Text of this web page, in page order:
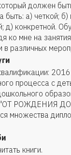
должен
а) четкой; б)
д) конкретной.
ко мне на
в различных
процесса с
"ОТ РОЖДЕНИЯ
множества
книги.